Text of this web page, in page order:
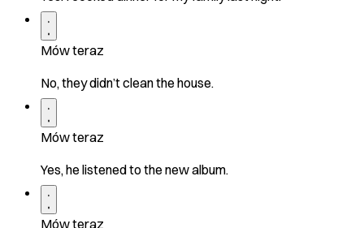
Mów teraz
No, they didn’t clean the house.
Mów teraz
Yes, he listened to the new album.
Mów teraz